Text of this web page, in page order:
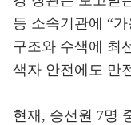
등 소속기관에 “
구조와 수색에 최
색자 안전에도 만
현재, 승선원 7명